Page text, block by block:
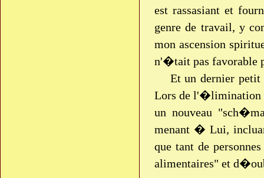
est rassasiant et
genre de travail, y
mon ascension
n'�tait pas favorable
Et un dernier
Lors de l'�limination
un nouveau
menant � Lui,
que tant de
alimentaires" et